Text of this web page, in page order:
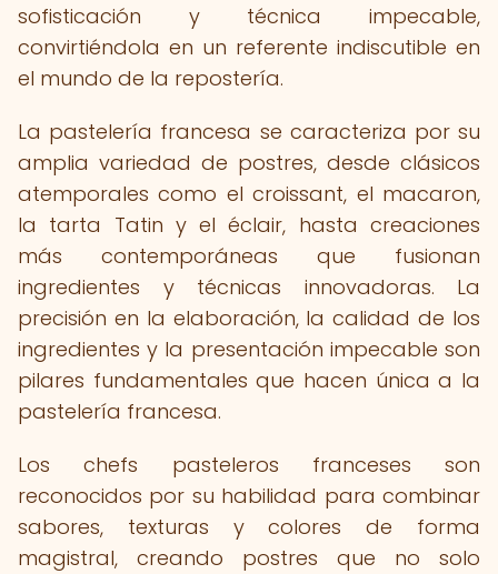
sofisticación y técnica impecable,
convirtiéndola en un referente indiscutible en
el mundo de la repostería.
La pastelería francesa se caracteriza por su
amplia variedad de postres, desde clásicos
atemporales como el croissant, el macaron,
la tarta Tatin y el éclair, hasta creaciones
más contemporáneas que fusionan
ingredientes y técnicas innovadoras. La
precisión en la elaboración, la calidad de los
ingredientes y la presentación impecable son
pilares fundamentales que hacen única a la
pastelería francesa.
Los chefs pasteleros franceses son
reconocidos por su habilidad para combinar
sabores, texturas y colores de forma
magistral, creando postres que no solo